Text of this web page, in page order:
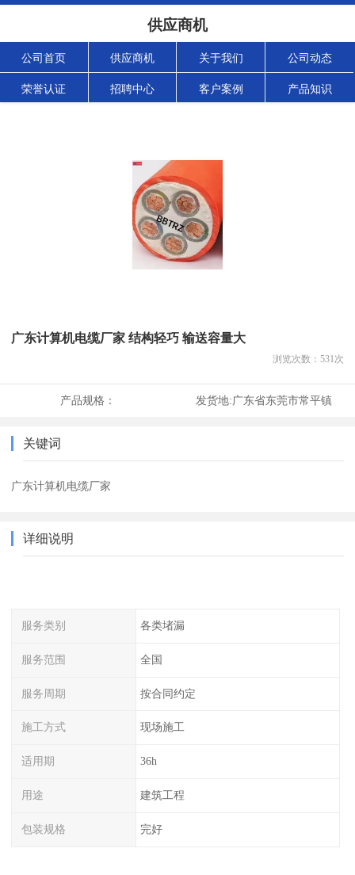
供应商机
公司首页 供应商机 关于我们 公司动态
荣誉认证 招聘中心 客户案例 产品知识
广东计算机电缆厂家 结构轻巧 输送容量大
浏览次数： 531次
产品规格： 发货地:广东省东莞市常平镇
关键词
广东计算机电缆厂家
详细说明
服务类别 各类堵漏
服务范围 全国
服务周期 按合同约定
施工方式 现场施工
适用期 36h
用途 建筑工程
包装规格 完好